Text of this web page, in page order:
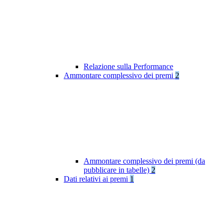
Relazione sulla Performance
Ammontare complessivo dei premi 2
Ammontare complessivo dei premi (da
pubblicare in tabelle) 2
Dati relativi ai premi 1